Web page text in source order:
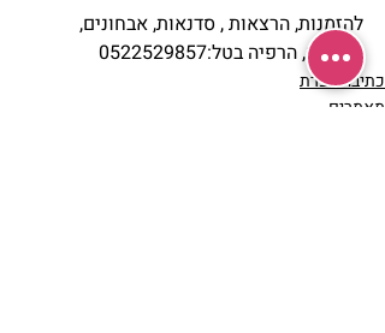
להזמנות, הרצאות , סדנאות, אבחונים,
דיסקים, הרפיה בטל:0522529857
כתיבה יוצרת
מאמרים